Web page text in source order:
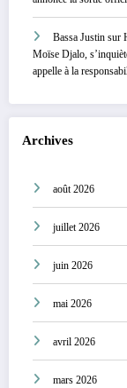
Bassa Justin sur
Moïse Djalo,
appelle à la
Archives
août 2026
juillet 2026
juin 2026
mai 2026
avril 2026
mars 2026